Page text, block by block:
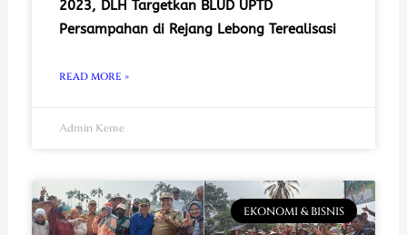
2023, DLH Targetkan BLUD UPTD
Persampahan di Rejang Lebong Terealisasi
READ MORE »
Admin Keme
EKONOMI & BISNIS